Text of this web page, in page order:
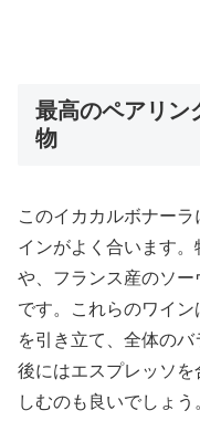
最高のペアリン
物
このイカカルボナー
インがよく合います
や、フランス産のソ
です。これらのワイ
を引き立て、全体の
後にはエスプレッソ
しむのも良いでしょ